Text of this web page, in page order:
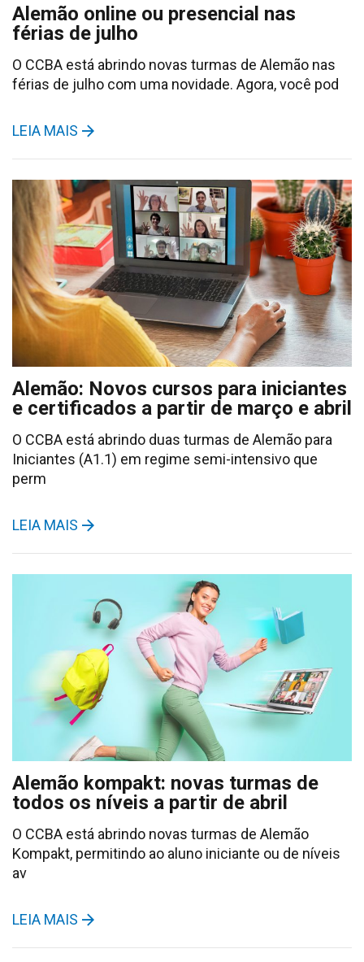
Alemão online ou presencial nas
férias de julho
O CCBA está abrindo novas turmas de Alemão nas
férias de julho com uma novidade. Agora, você pod
LEIA MAIS
Alemão: Novos cursos para iniciantes
e certificados a partir de março e abril
O CCBA está abrindo duas turmas de Alemão para
Iniciantes (A1.1) em regime semi-intensivo que
perm
LEIA MAIS
Alemão kompakt: novas turmas de
todos os níveis a partir de abril
O CCBA está abrindo novas turmas de Alemão
Kompakt, permitindo ao aluno iniciante ou de níveis
av
LEIA MAIS